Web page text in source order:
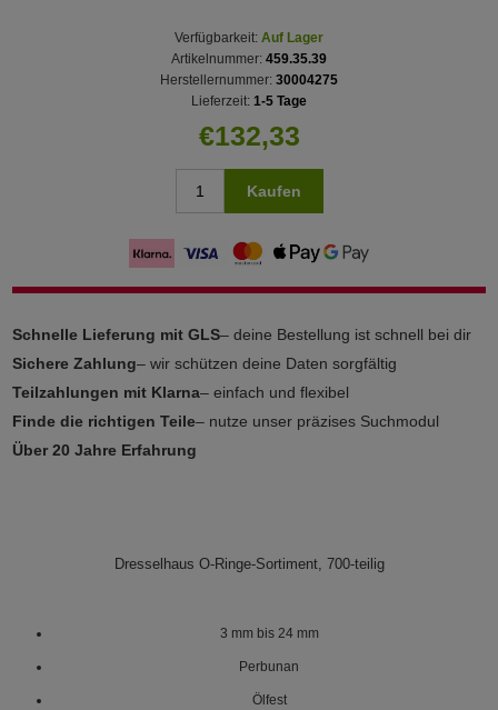
Verfügbarkeit: Auf Lager
Artikelnummer: 459.35.39
Herstellernummer: 30004275
Lieferzeit: 1-5 Tage
€132,33
Kaufen
Schnelle Lieferung mit GLS– deine Bestellung ist schnell bei dir
Sichere Zahlung– wir schützen deine Daten sorgfältig
Teilzahlungen mit Klarna– einfach und flexibel
Finde die richtigen Teile– nutze unser präzises Suchmodul
Über 20 Jahre Erfahrung
Dresselhaus O-Ringe-Sortiment, 700-teilig
3 mm bis 24 mm
Perbunan
Ölfest